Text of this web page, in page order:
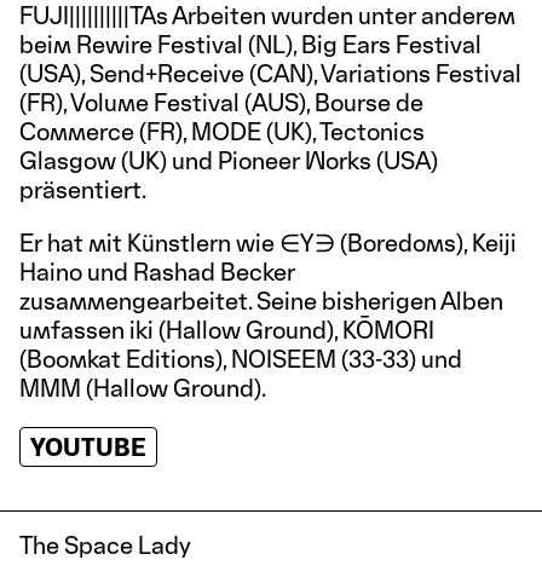
FUJI||||||||||TAs Arbeiten wurden unter anderem
beim Rewire Festival (NL), Big Ears Festival
(USA), Send+Receive (CAN), Variations Festival
(FR), Volume Festival (AUS), Bourse de
Commerce (FR), MODE (UK), Tectonics
Glasgow (UK) und Pioneer Works (USA)
präsentiert.
Er hat mit Künstlern wie ∈Y∋ (Boredoms), Keiji
Haino und Rashad Becker
zusammengearbeitet. Seine bisherigen Alben
umfassen iki (Hallow Ground), KŌMORI
(Boomkat Editions), NOISEEM (33-33) und
MMM (Hallow Ground).
YOUTUBE
The Space Lady